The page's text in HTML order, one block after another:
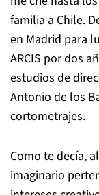
familia a Chile.
en Madrid para
ARCIS por dos
estudios de
Antonio de los
cortometrajes.
Como te decía,
imaginario